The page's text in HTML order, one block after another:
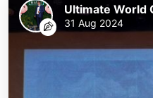
Ultimate World
31 Aug 2024